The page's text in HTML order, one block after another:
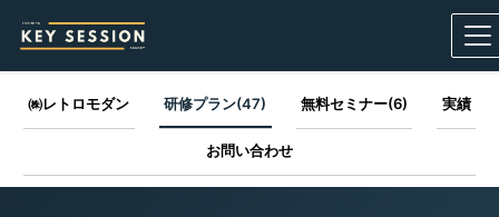
㈱レトロモダン 研修プラン(47) 無料セミナー(6) 実績
お問い合わせ